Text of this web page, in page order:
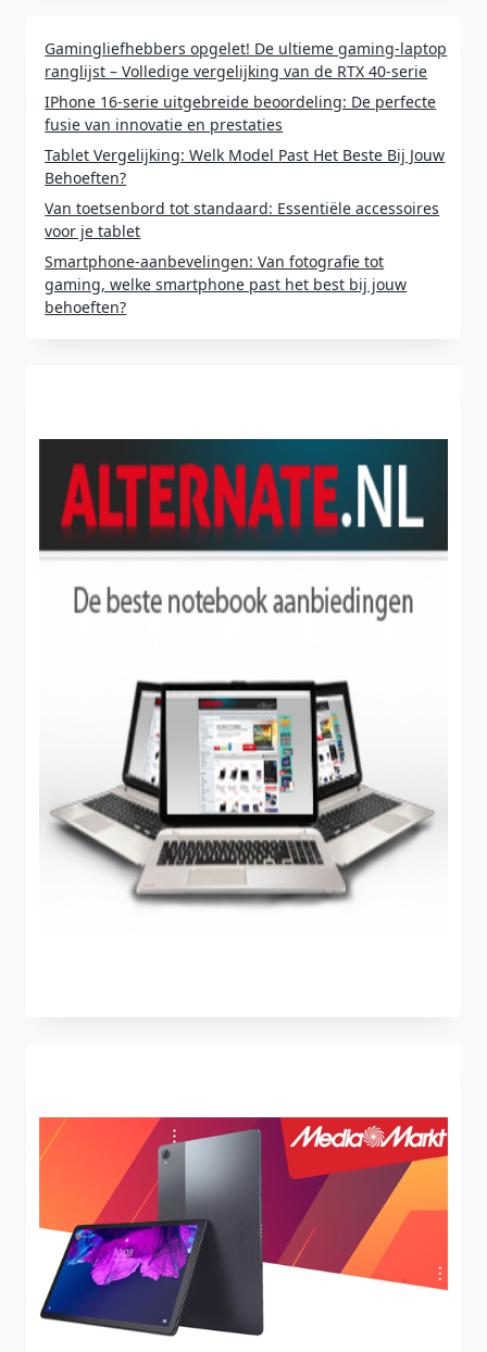
Gamingliefhebbers opgelet! De ultieme gaming-laptop
ranglijst – Volledige vergelijking van de RTX 40-serie
IPhone 16-serie uitgebreide beoordeling: De perfecte
fusie van innovatie en prestaties
Tablet Vergelijking: Welk Model Past Het Beste Bij Jouw
Behoeften?
Van toetsenbord tot standaard: Essentiële accessoires
voor je tablet
Smartphone-aanbevelingen: Van fotografie tot
gaming, welke smartphone past het best bij jouw
behoeften?